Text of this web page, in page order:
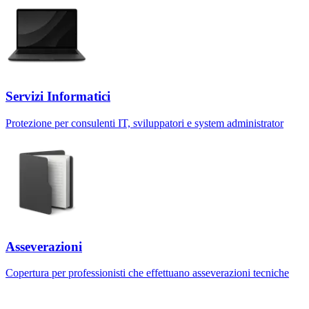
Servizi Informatici
Protezione per consulenti IT, sviluppatori e system administrator
Asseverazioni
Copertura per professionisti che effettuano asseverazioni tecniche